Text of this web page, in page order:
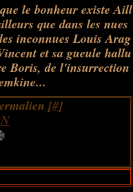
le bonheur existe Aill
que dans les nues
inconnues Louis Arag
et sa gueule hallu
Boris, de l'insurrection
[#]